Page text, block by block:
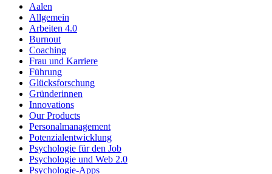
Aalen
Allgemein
Arbeiten 4.0
Burnout
Coaching
Frau und Karriere
Führung
Glücksforschung
Gründerinnen
Innovations
Our Products
Personalmanagement
Potenzialentwicklung
Psychologie für den Job
Psychologie und Web 2.0
Psychologie-Apps